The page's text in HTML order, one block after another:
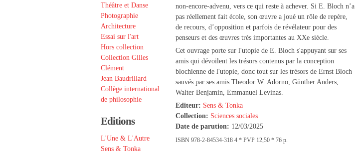
Théâtre et Danse
Photographie
Architecture
Essai sur l'art
Hors collection
Collection Gilles
Clément
Jean Baudrillard
Collège international
de philosophie
Editions
L'Une & L'Autre
Sens & Tonka
non-encore-advenu, vers ce qui reste à achever. Si E. Bloch n’a
pas réellement fait école, son œuvre a joué un rôle de repère,
de recours, d’opposition et parfois de révélateur pour des
penseurs et des œuvres très importantes au XXe siècle.
Cet ouvrage porte sur l'utopie de E. Bloch s'appuyant sur ses
amis qui dévoilent les trésors contenus par la conception
blochienne de l'utopie, donc tout sur les trésors de Ernst Bloch
sauvés par ses amis Theodor W. Adorno, Günther Anders,
Walter Benjamin, Emmanuel Levinas.
Editeur: Sens & Tonka
Collection: Sciences sociales
Date de parution: 12/03/2025
ISBN 978-2-84534-318 4 * PVP 12,50 * 76 p.